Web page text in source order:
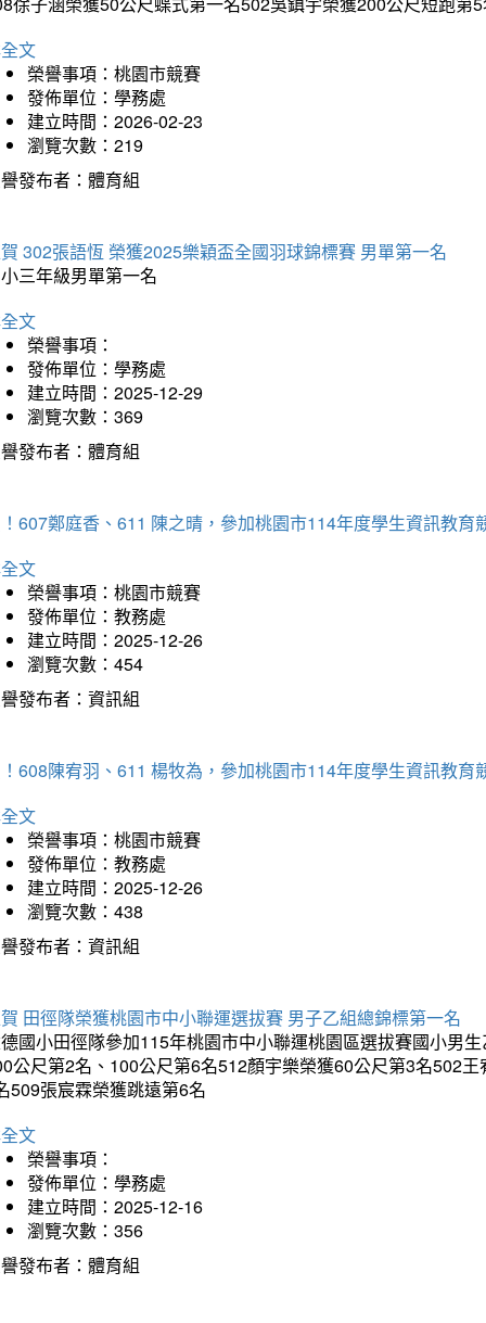
文
榮譽事項：桃園市競賽
發佈單位：學務處
建立時間：2026-02-23
瀏覽次數：219
發布者：體育組
302張語恆 榮獲2025樂穎盃全國羽球錦標賽 男單第一名
三年級男單第一名
文
榮譽事項：
發佈單位：學務處
建立時間：2025-12-29
瀏覽次數：369
發布者：體育組
607鄭庭香、611 陳之晴，參加桃園市114年度學生資訊教育
文
榮譽事項：桃園市競賽
發佈單位：教務處
建立時間：2025-12-26
瀏覽次數：454
發布者：資訊組
608陳宥羽、611 楊牧為，參加桃園市114年度學生資訊教育
文
榮譽事項：桃園市競賽
發佈單位：教務處
建立時間：2025-12-26
瀏覽次數：438
發布者：資訊組
田徑隊榮獲桃園市中小聯運選拔賽 男子乙組總錦標第一名
國小田徑隊參加115年桃園市中小聯運桃園區選拔賽國小男
公尺第2名、100公尺第6名512顏宇樂榮獲60公尺第3名502
509張宸霖榮獲跳遠第6名
文
榮譽事項：
發佈單位：學務處
建立時間：2025-12-16
瀏覽次數：356
發布者：體育組